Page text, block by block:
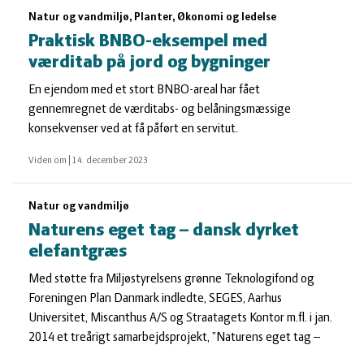
Natur og vandmiljø, Planter, Økonomi og ledelse
Praktisk BNBO-eksempel med
værditab på jord og bygninger
En ejendom med et stort BNBO-areal har fået
gennemregnet de værditabs- og belåningsmæssige
konsekvenser ved at få påført en servitut.
Viden om 14. december 2023
Natur og vandmiljø
Naturens eget tag – dansk dyrket
elefantgræs
Med støtte fra Miljøstyrelsens grønne Teknologifond og
Foreningen Plan Danmark indledte, SEGES, Aarhus
Universitet, Miscanthus A/S og Straatagets Kontor m.fl. i jan.
2014 et treårigt samarbejdsprojekt, ”Naturens eget tag –